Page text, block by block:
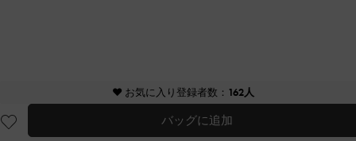
♥ お気に入り登録者数： 162人
バッグに追加